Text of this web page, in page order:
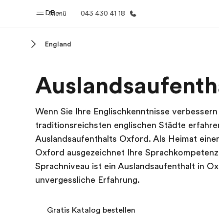
Menü
DE 043 430 41 18
Willkommen bei EF Alle
England
Wenn Sie Ihre Englischkenntnisse
traditionsreichsten englischen Städte
Auslandsaufenthalts Oxford. Als Heimat
Oxford ausgezeichnet Ihre
Sprachniveau ist ein Auslandsaufenthalt in
unvergessliche Erfahrung.
Gratis Katalog bestellen